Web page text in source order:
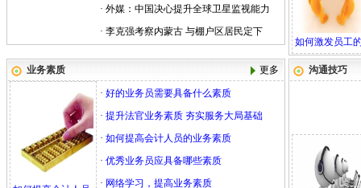
· 外媒：中国决心提升全球卫星监视能力
· 李克强考察内蒙古 与棚户区居民定下
如何激发员工
业务素质 更多
· 好的业务员需要具备什么素质
· 提升法官业务素质 夯实服务大局基础
· 如何提高会计人员的业务素质
· 优秀业务员应具备哪些素质
· 网络学习，提高业务素质
沟通技巧